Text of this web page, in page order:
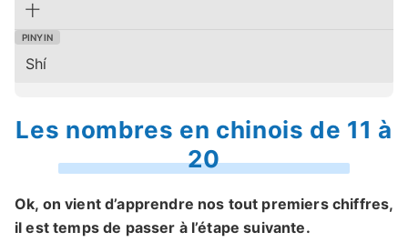
十
Shí
Les nombres en chinois de 11 à
20
Ok, on vient d’apprendre nos tout premiers chiffres,
il est temps de passer à l’étape suivante.